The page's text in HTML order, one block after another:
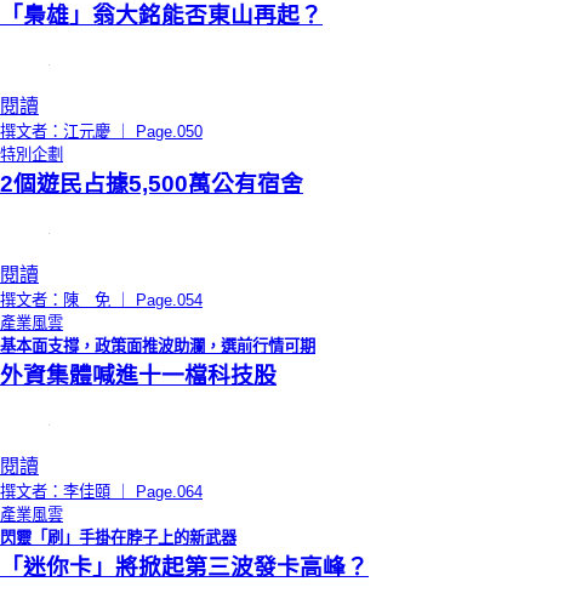
「梟雄」翁大銘能否東山再起？
閱讀
撰文者：江元慶 ｜ Page.050
特別企劃
2個遊民占據5,500萬公有宿舍
閱讀
撰文者：陳 免 ｜ Page.054
產業風雲
基本面支撐，政策面推波助瀾，選前行情可期
外資集體喊進十一檔科技股
閱讀
撰文者：李佳頤 ｜ Page.064
產業風雲
閃靈「刷」手掛在脖子上的新武器
「迷你卡」將掀起第三波發卡高峰？